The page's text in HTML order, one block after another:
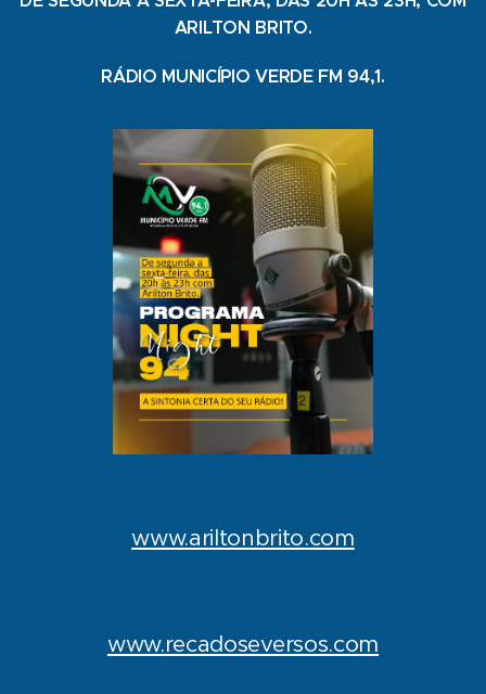
ARILTON BRITO.
RÁDIO MUNICÍPIO VERDE FM 94,1.
www.ariltonbrito.com
www.recadoseversos.com